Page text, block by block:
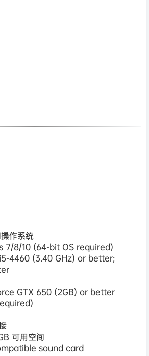
作系统
7/8/10 (64-bit OS required)
4460 (3.40 GHz) or better;
GTX 650 (2GB) or better
可用空间
sound card